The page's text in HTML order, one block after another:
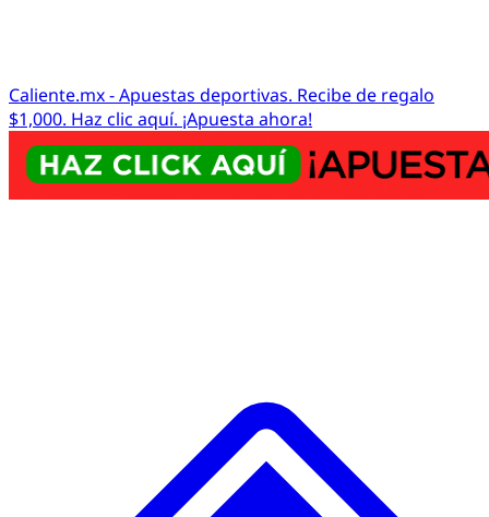
Caliente.mx - Apuestas deportivas. Recibe de regalo
$1,000. Haz clic aquí. ¡Apuesta ahora!